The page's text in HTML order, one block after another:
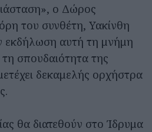
ο Δώρος
του συνθέτη, Υακίνθη
εκδήλωση αυτή τη μνήμη
τη σπουδαιότητα της
δεκαμελής ορχήστρα
θα διατεθούν στο Ίδρυμα